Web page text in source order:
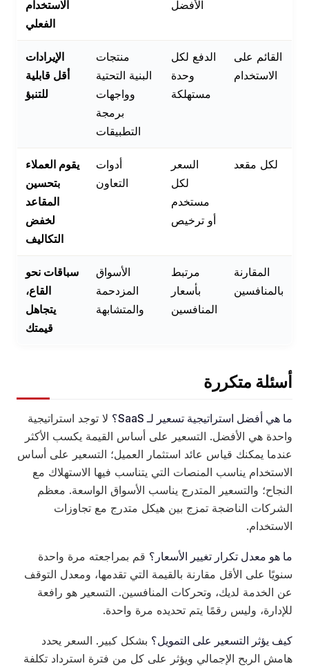
الأفضل
الاستخدام
الفعلي
القائم على
الاستخدام
الدفع لكل
وحدة
مستهلكة
منتجات
البنية التحتية
وواجهات
برمجة
التطبيقات
الإيرادات
أقل قابلية
للتنبؤ
لكل مقعد
السعر
لكل
مستخدم
أو ترخيص
أدوات
التعاون
يقوم العملاء
بتحسين
المقاعد
لخفض
التكاليف
المقارنة
بالمنافسين
مرتبط
بأسعار
المنافسين
الأسواق
المزدحمة
والمتشابهة
سباقات نحو
القاع،
يتجاهل
قيمتك
أسئلة متكررة
ما هي أفضل استراتيجية تسعير لـ SaaS؟
لا توجد استراتيجية
واحدة هي الأفضل. التسعير على أساس القيمة يكسب الأكثر
عندما يمكنك قياس عائد استثمار العميل؛ التسعير على أساس
الاستخدام يناسب المنصات التي يتناسب فيها الاستهلاك مع
النجاح؛ والتسعير المتدرج يناسب الأسواق الواسعة. معظم
الشركات الناضجة تمزج بين هيكل متدرج مع تجاوزات
الاستخدام.
ما هو معدل تكرار تغيير الأسعار؟ قم بمراجعته مرة واحدة
سنويًا على الأقل مقارنة بالقيمة التي تقدمها، ومعدل التوقف
عن الخدمة لديك، وتحركات المنافسين. التسعير هو رافعة
للإدارة، وليس رقمًا يتم تحديده مرة واحدة.
كيف يؤثر التسعير على التمويل؟ بشكل كبير. السعر يحدد
هامش الربح الإجمالي ويؤثر على كل من فترة استرداد تكلفة